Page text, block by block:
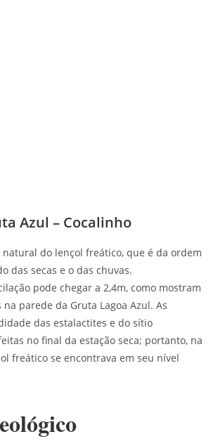
Azul – Cocalinho
natural do lençol freático, que é da ordem
das secas e o das chuvas.
pode chegar a 2,4m, como mostram
parede da Gruta Lagoa Azul. As
das estalactites e do sítio
no final da estação seca; portanto, na
freático se encontrava em seu nível